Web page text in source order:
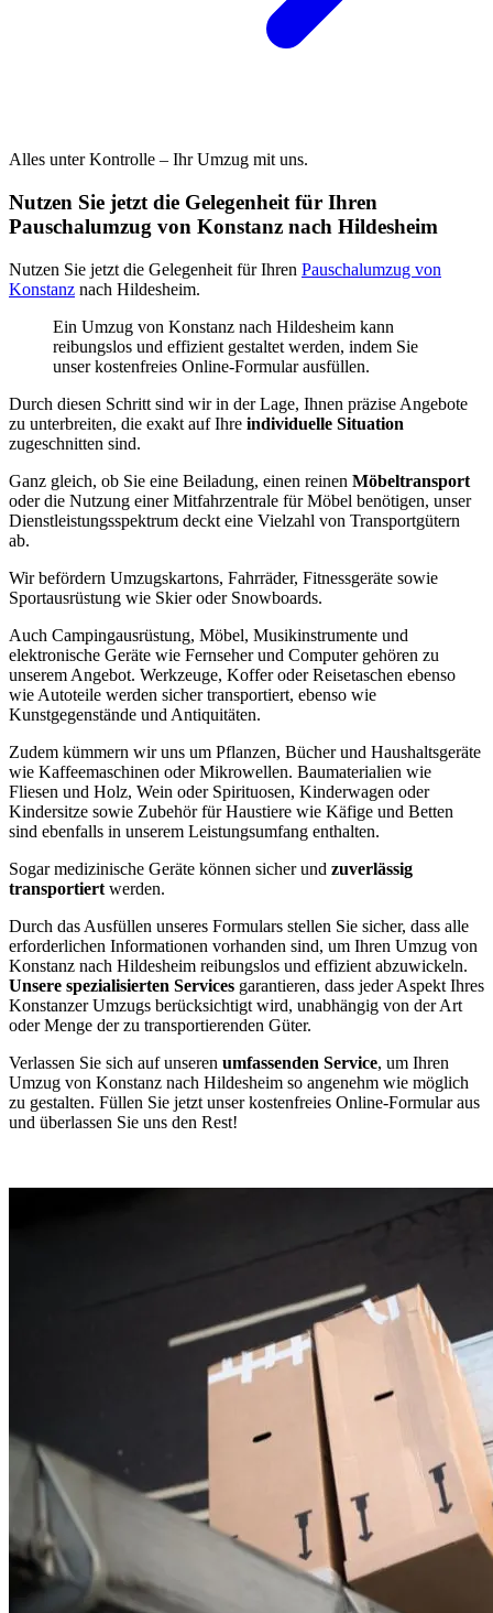
Alles unter Kontrolle – Ihr Umzug mit uns.
Nutzen Sie jetzt die Gelegenheit für Ihren
Pauschalumzug von Konstanz nach Hildesheim
Nutzen Sie jetzt die Gelegenheit für Ihren Pauschalumzug von
Konstanz nach Hildesheim.
Ein Umzug von Konstanz nach Hildesheim kann
reibungslos und effizient gestaltet werden, indem Sie
unser kostenfreies Online-Formular ausfüllen.
Durch diesen Schritt sind wir in der Lage, Ihnen präzise Angebote
zu unterbreiten, die exakt auf Ihre individuelle Situation
zugeschnitten sind.
Ganz gleich, ob Sie eine Beiladung, einen reinen Möbeltransport
oder die Nutzung einer Mitfahrzentrale für Möbel benötigen, unser
Dienstleistungsspektrum deckt eine Vielzahl von Transportgütern
ab.
Wir befördern Umzugskartons, Fahrräder, Fitnessgeräte sowie
Sportausrüstung wie Skier oder Snowboards.
Auch Campingausrüstung, Möbel, Musikinstrumente und
elektronische Geräte wie Fernseher und Computer gehören zu
unserem Angebot. Werkzeuge, Koffer oder Reisetaschen ebenso
wie Autoteile werden sicher transportiert, ebenso wie
Kunstgegenstände und Antiquitäten.
Zudem kümmern wir uns um Pflanzen, Bücher und Haushaltsgeräte
wie Kaffeemaschinen oder Mikrowellen. Baumaterialien wie
Fliesen und Holz, Wein oder Spirituosen, Kinderwagen oder
Kindersitze sowie Zubehör für Haustiere wie Käfige und Betten
sind ebenfalls in unserem Leistungsumfang enthalten.
Sogar medizinische Geräte können sicher und zuverlässig
transportiert werden.
Durch das Ausfüllen unseres Formulars stellen Sie sicher, dass alle
erforderlichen Informationen vorhanden sind, um Ihren Umzug von
Konstanz nach Hildesheim reibungslos und effizient abzuwickeln.
Unsere spezialisierten Services garantieren, dass jeder Aspekt Ihres
Konstanzer Umzugs berücksichtigt wird, unabhängig von der Art
oder Menge der zu transportierenden Güter.
Verlassen Sie sich auf unseren umfassenden Service, um Ihren
Umzug von Konstanz nach Hildesheim so angenehm wie möglich
zu gestalten. Füllen Sie jetzt unser kostenfreies Online-Formular aus
und überlassen Sie uns den Rest!